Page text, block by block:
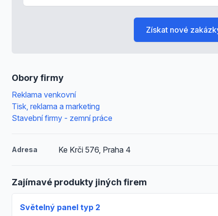
Obory firmy
Reklama venkovní
Tisk, reklama a marketing
Stavební firmy - zemní práce
Adresa Ke Krči 576, Praha 4
Zajímavé produkty jiných firem
Světelný panel typ 2
Získat nové